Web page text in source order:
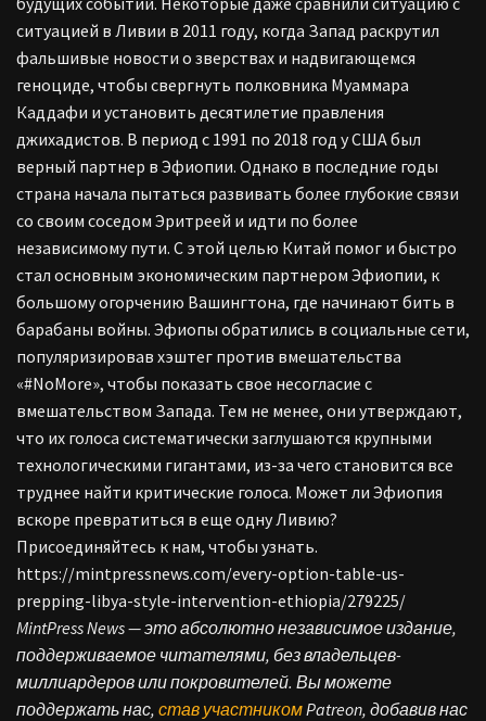
ситуацией в Ливии в 2011 году, когда Запад раскрутил
фальшивые новости о зверствах и надвигающемся
геноциде, чтобы свергнуть полковника Муаммара
Каддафи и установить десятилетие правления
джихадистов. В период с 1991 по 2018 год у США был
верный партнер в Эфиопии. Однако в последние годы
страна начала пытаться развивать более глубокие связи
со своим соседом Эритреей и идти по более
независимому пути. С этой целью Китай помог и быстро
стал основным экономическим партнером Эфиопии, к
большому огорчению Вашингтона, где начинают бить в
барабаны войны. Эфиопы обратились в социальные сети,
популяризировав хэштег против вмешательства
«#NoMore», чтобы показать свое несогласие с
вмешательством Запада. Тем не менее, они утверждают,
что их голоса систематически заглушаются крупными
технологическими гигантами, из-за чего становится все
труднее найти критические голоса. Может ли Эфиопия
вскоре превратиться в еще одну Ливию?
Присоединяйтесь к нам, чтобы узнать.
https://mintpressnews.com/every-option-table-us-
prepping-libya-style-intervention-ethiopia/279225/
MintPress News — это абсолютно независимое издание,
поддерживаемое читателями, без владельцев-
миллиардеров или покровителей. Вы можете
поддержать нас, став участникомPatreon, добавив нас